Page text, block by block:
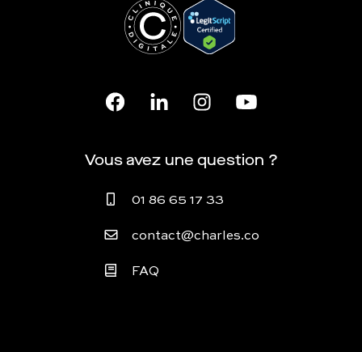
Vous avez une question ?
01 86 65 17 33
contact@charles.co
FAQ